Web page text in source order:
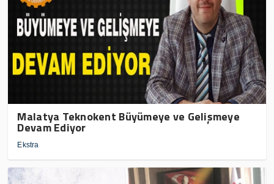
Malatya Teknokent Büyümeye ve Gelişmeye
Devam Ediyor
Ekstra